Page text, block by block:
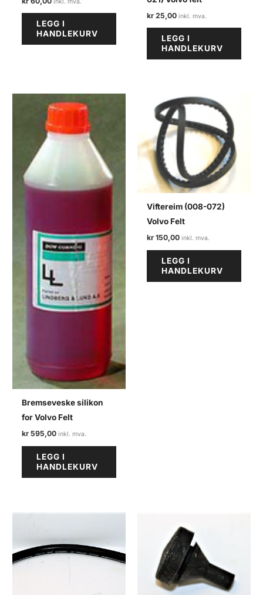
LEGG I
HANDLEKURV
kr 25,00
LEGG I
HANDLEKURV
Bremseveske silikon
for Volvo Felt
kr 595,00
LEGG I
HANDLEKURV
Viftereim (008-072)
Volvo Felt
kr 150,00
LEGG I
HANDLEKURV